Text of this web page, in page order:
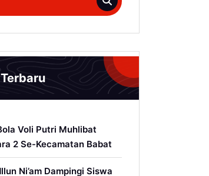
Voli Putri Muhlibat
2 Se-Kecamatan Babat
Ni’am Dampingi Siswa